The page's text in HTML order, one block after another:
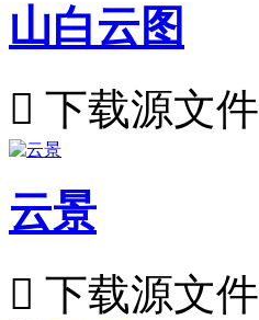
山白云图
 下载源文件
云景
 下载源文件